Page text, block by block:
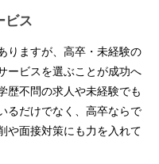
ビス
りますが、高卒・未経験の
ービスを選ぶことが成功へ
歴不問の求人や未経験でも
るだけでなく、高卒ならで
や面接対策にも力を入れて